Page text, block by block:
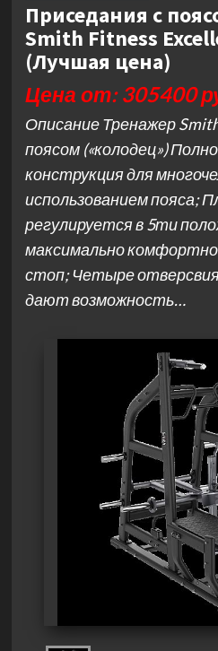
Приседания с
Smith Fitness
(Лучшая цена)
Цена от: 305400
Описание Тренажер
поясом («колодец»)
конструкция для
использованием пояса;
регулируется в 5ти
максимально
стоп; Четыре отверсвия
дают возможность…